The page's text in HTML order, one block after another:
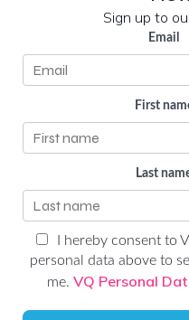
Sign up to
Email
First
Last
I hereby consent to
personal data above to
me. VQ Personal